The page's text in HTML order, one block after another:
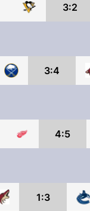
3:2
3:4
4:5
1:3